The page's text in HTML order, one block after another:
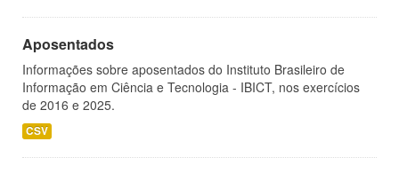
Aposentados
Informações sobre aposentados do Instituto Brasileiro de
Informação em Ciência e Tecnologia - IBICT, nos exercícios
de 2016 e 2025.
CSV